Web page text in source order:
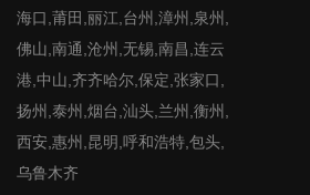
海口,莆田,丽江,台州,漳州,泉州,
佛山,南通,沧州,无锡,南昌,连云
港,中山,齐齐哈尔,保定,张家口,
扬州,泰州,烟台,汕头,兰州,衡州,
西安,惠州,昆明,呼和浩特,包头,
乌鲁木齐